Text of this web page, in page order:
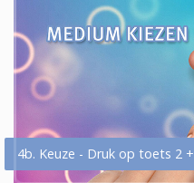
4b. Keuze - Druk op toets 2 +